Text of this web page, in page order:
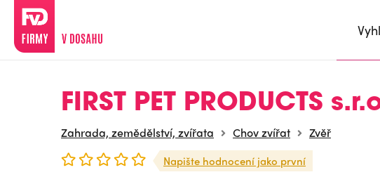
FIRST PET PRODUCTS
Zahrada, zemědělství, zvířata Chov zvířat Zvěř
Napište hodnocení jako první